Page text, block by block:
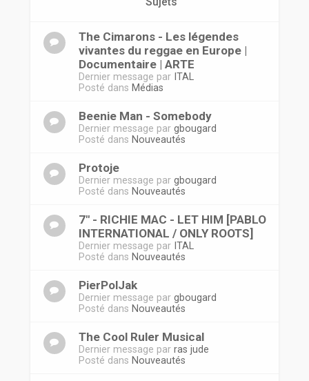
The Cimarons - Les légendes
vivantes du reggae en Europe |
Documentaire | ARTE
Dernier message par ITAL
Posté dans Médias
Beenie Man - Somebody
Dernier message par gbougard
Posté dans Nouveautés
Protoje
Dernier message par gbougard
Posté dans Nouveautés
7" - RICHIE MAC - LET HIM [PABLO
INTERNATIONAL / ONLY ROOTS]
Dernier message par ITAL
Posté dans Nouveautés
PierPolJak
Dernier message par gbougard
Posté dans Nouveautés
The Cool Ruler Musical
Dernier message par ras jude
Posté dans Nouveautés